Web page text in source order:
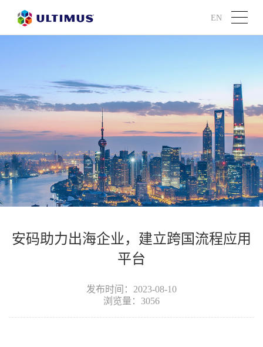
EN
安码助力出海企业，建立跨国流程应用
平台
发布时间：2023-08-10
浏览量：3056